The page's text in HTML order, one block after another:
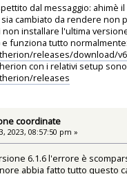
dal messaggio: ahimè
cambiato da rendere non
installare l'ultima
e funziona tutto normalmente:
releases/download/
con i relativi setup
releases
coordinate
2023, 08:57:50 pm »
6.1.6 l'errore è
abbia fatto tutto questo